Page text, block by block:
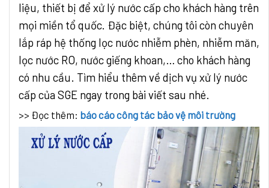
liệu, thiết bị để xử lý nước cấp cho khách hàng trên
mọi miền tổ quốc. Đặc biệt, chúng tôi còn chuyên
lắp ráp hệ thống lọc nước nhiễm phèn, nhiễm măn,
lọc nước RO, nước giếng khoan,… cho khách hàng
có nhu cầu. Tìm hiểu thêm về dịch vụ xử lý nước
cấp của SGE ngay trong bài viết sau nhé.
>> Đọc thêm: báo cáo công tác bảo vệ môi trường